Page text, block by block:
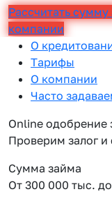
Рассчитать сумму
компании
О
Тарифы
О компании
Часто
Online одобрение
Проверим залог
Сумма займа
От 300 000 тыс.